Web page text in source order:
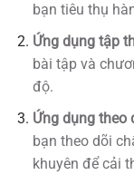
bạn tiêu thụ
Ứng dụng tập
bài tập và
độ.
Ứng dụng theo
bạn theo dõi
khuyên để cải